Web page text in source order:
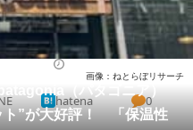
育・育児
リサーチ
（パタゴニア）
ト”が大好評！ 「保温性
画像：ねとらぼリサーチ
hatena 0